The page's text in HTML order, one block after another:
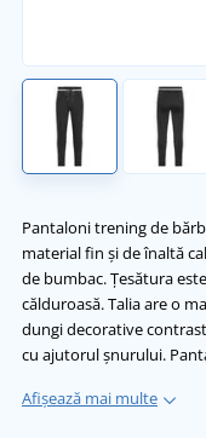
Pantaloni trening de
material fin și de înaltă
de bumbac. Țesătura
călduroasă. Talia are o
dungi decorative
cu ajutorul șnurului.
Afișează mai multe